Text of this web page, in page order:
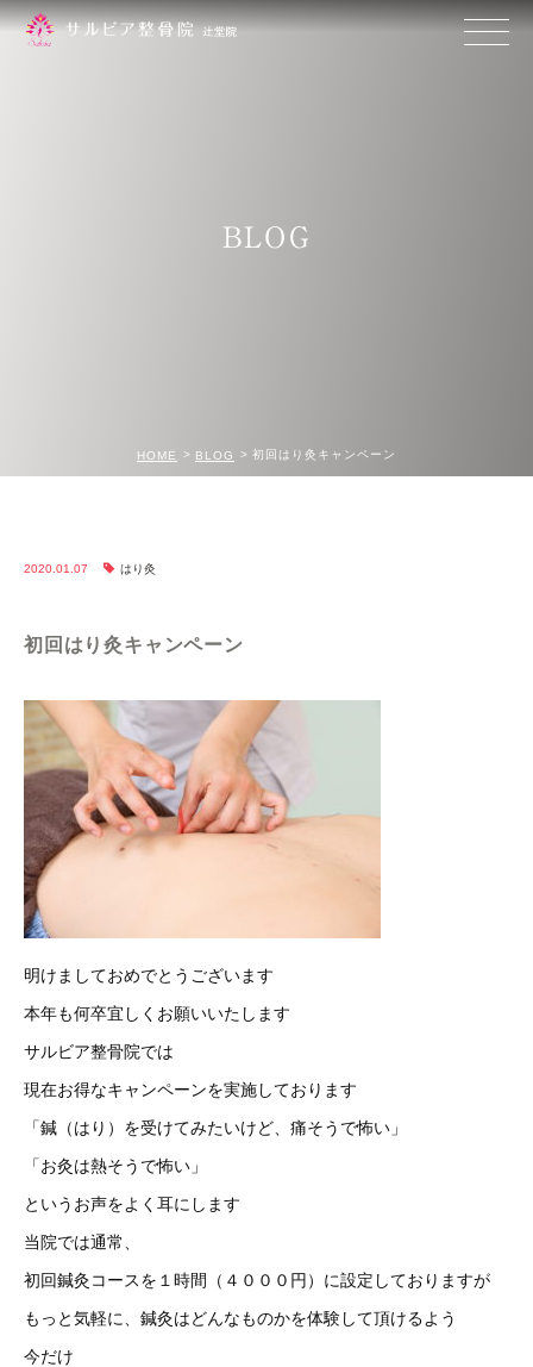
BLOG
HOME BLOG 初回はり灸キャンペーン
2020.01.07 はり灸
初回はり灸キャンペーン
明けましておめでとうございます
本年も何卒宜しくお願いいたします
サルビア整骨院では
現在お得なキャンペーンを実施しております
「鍼（はり）を受けてみたいけど、痛そうで怖い」
「お灸は熱そうで怖い」
というお声をよく耳にします
当院では通常、
初回鍼灸コースを１時間（４０００円）に設定しておりますが
もっと気軽に、鍼灸はどんなものかを体験して頂けるよう
今だけ